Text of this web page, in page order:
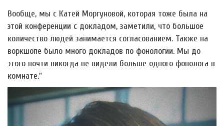
Вообще, мы с Катей Моргуновой, которая тоже была на
этой конференции с докладом, заметили, что большое
количество людей занимается согласованием. Также на
воркшопе было много докладов по фонологии. Мы до
этого почти никогда не видели больше одного фонолога в
комнате."